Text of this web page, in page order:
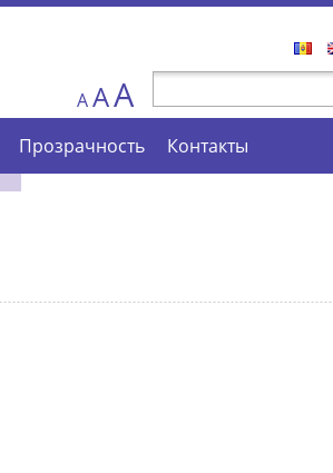
A AA
Прозрачность Контакты